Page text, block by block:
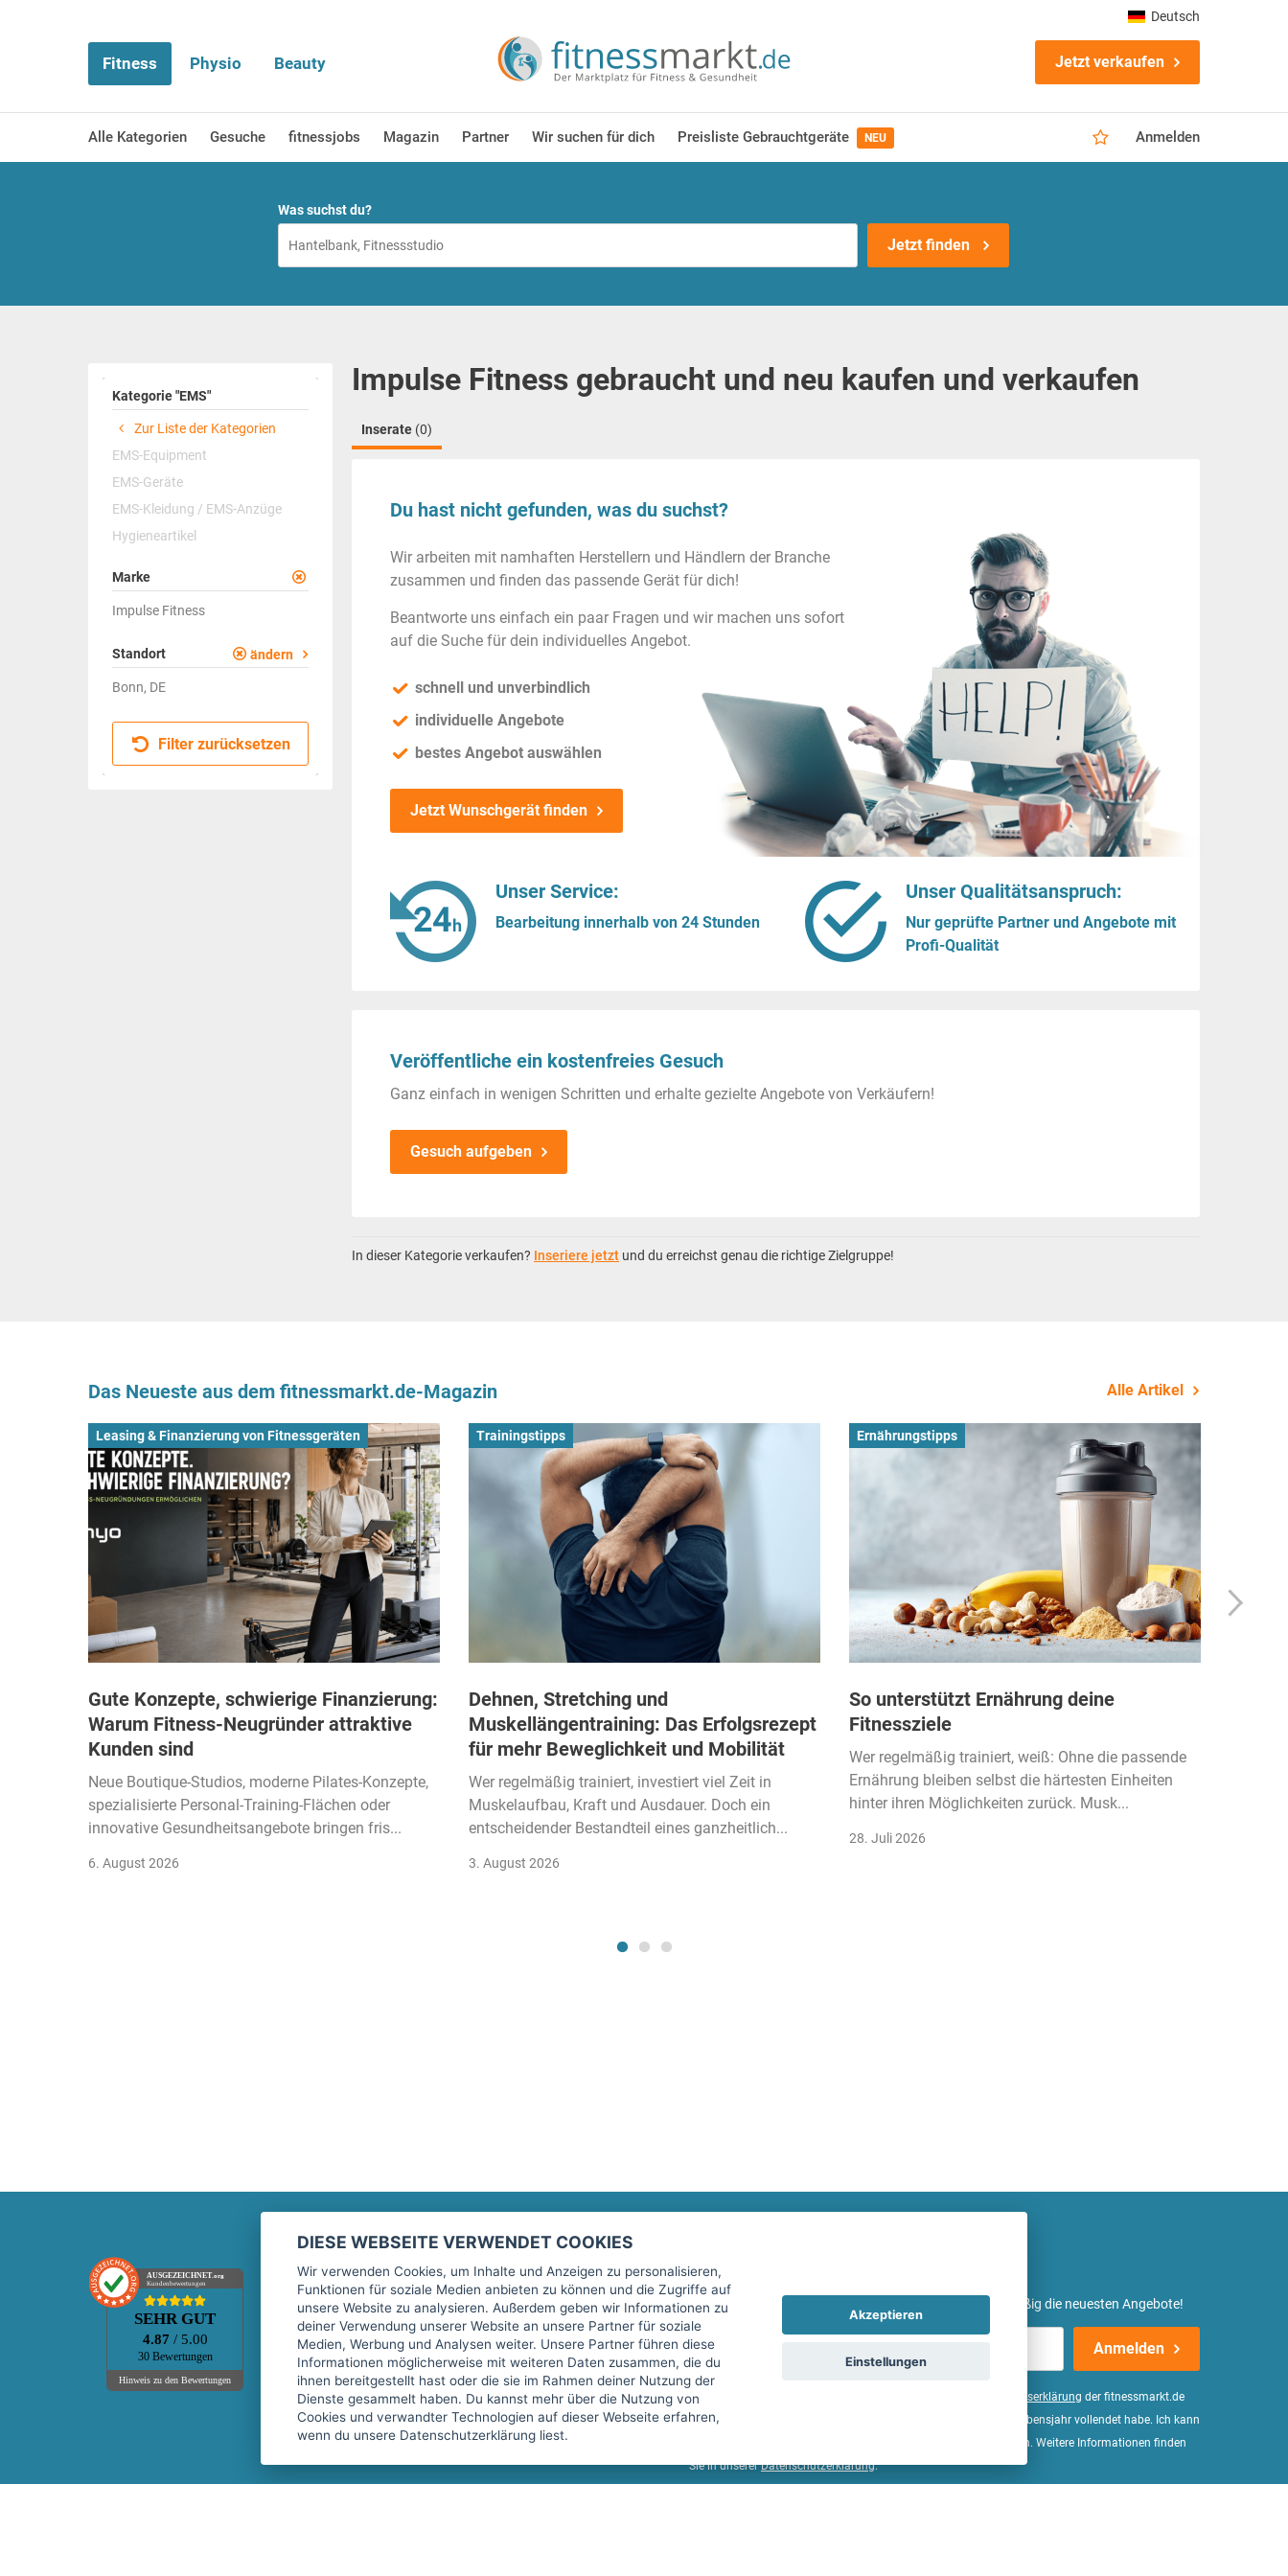
Fitness Physio Beauty Jetzt verkaufen
Alle Kategorien Gesuche fitnessjobs Magazin Partner Wir suchen für dich Preisliste Gebrauchtgeräte NEU Anmelden
Deutsch
Was suchst du?
Jetzt finden
Kategorie "EMS"
Zur Liste der Kategorien
EMS-Equipment
EMS-Geräte
EMS-Kleidung / EMS-Anzüge
Hygieneartikel
Marke
Impulse Fitness
Standort ändern
Bonn, DE
Filter zurücksetzen
Impulse Fitness gebraucht und neu kaufen und verkaufen
Inserate (0)
Du hast nicht gefunden, was du suchst?
Wir arbeiten mit namhaften Herstellern und Händlern der Branche
zusammen und finden das passende Gerät für dich!
Beantworte uns einfach ein paar Fragen und wir machen uns sofort
auf die Suche für dein individuelles Angebot.
schnell und unverbindlich
individuelle Angebote
bestes Angebot auswählen
Jetzt Wunschgerät finden
Unser Service:
Bearbeitung innerhalb von 24 Stunden
Unser Qualitätsanspruch:
Nur geprüfte Partner und Angebote mit
Profi-Qualität
Veröffentliche ein kostenfreies Gesuch
Ganz einfach in wenigen Schritten und erhalte gezielte Angebote von Verkäufern!
Gesuch aufgeben
In dieser Kategorie verkaufen? Inseriere jetzt und du erreichst genau die richtige Zielgruppe!
Das Neueste aus dem fitnessmarkt.de-Magazin Alle Artikel
Leasing & Finanzierung von Fitnessgeräten
Gute Konzepte, schwierige Finanzierung:
Warum Fitness-Neugründer attraktive
Kunden sind
Neue Boutique-Studios, moderne Pilates-Konzepte,
spezialisierte Personal-Training-Flächen oder
innovative Gesundheitsangebote bringen fris...
6. August 2026
Trainingstipps
Dehnen, Stretching und
Muskellängentraining: Das Erfolgsrezept
für mehr Beweglichkeit und Mobilität
Wer regelmäßig trainiert, investiert viel Zeit in
Muskelaufbau, Kraft und Ausdauer. Doch ein
entscheidender Bestandteil eines ganzheitlich...
3. August 2026
Ernährungstipps
So unterstützt Ernährung deine
Fitnessziele
Wer regelmäßig trainiert, weiß: Ohne die passende
Ernährung bleiben selbst die härtesten Einheiten
hinter ihren Möglichkeiten zurück. Musk...
28. Juli 2026
AUSGEZEICHNET.org
Kundenbewertungen
SEHR GUT
4.87 / 5.00
30 Bewertungen
Hinweis zu den Bewertungen
Marktplatz
Kontakt
Preise Marktplatz
FAQ Marktplatz
Über uns
Werbebuchungen
Rechtliches
Impressum
AGB
Datenschutz
Sicherheit
Top-Inserat kündigen
fitnessmarkt.de Newsletter
Trage dich hier für unseren Newsletter ein und erhalte regelmäßig die neuesten Angebote!
Anmelden
Ich stimme der Verarbeitung meiner Daten, wie in der Einwilligungserklärung der fitnessmarkt.de
services GmbH beschrieben, zu und bestätige, dass ich das 16. Lebensjahr vollendet habe. Ich kann
diese Einwilligung jederzeit mit Wirkung für die Zukunft widerrufen. Weitere Informationen finden
Sie in unsererDatenschutzerklärung.
DIESE WEBSEITE VERWENDET COOKIES
Wir verwenden Cookies, um Inhalte und Anzeigen zu personalisieren,
Funktionen für soziale Medien anbieten zu können und die Zugriffe auf
unsere Website zu analysieren. Außerdem geben wir Informationen zu
deiner Verwendung unserer Website an unsere Partner für soziale
Medien, Werbung und Analysen weiter. Unsere Partner führen diese
Informationen möglicherweise mit weiteren Daten zusammen, die du
ihnen bereitgestellt hast oder die sie im Rahmen deiner Nutzung der
Dienste gesammelt haben. Du kannst mehr über die Nutzung von
Cookies und verwandter Technologien auf dieser Webseite erfahren,
wenn du unsere Datenschutzerklärung liest.
Akzeptieren
Einstellungen